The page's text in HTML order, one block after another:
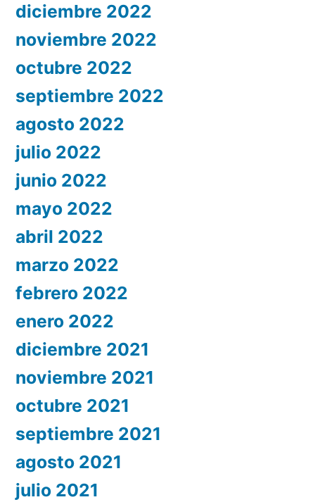
diciembre 2022
noviembre 2022
octubre 2022
septiembre 2022
agosto 2022
julio 2022
junio 2022
mayo 2022
abril 2022
marzo 2022
febrero 2022
enero 2022
diciembre 2021
noviembre 2021
octubre 2021
septiembre 2021
agosto 2021
julio 2021